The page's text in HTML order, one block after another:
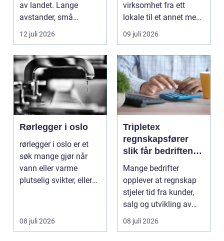
av landet. Lange
avstander, små
lokalsamfunn, sterk
tilkn...
12 juli 2026
virksomhet fra ett
lokale til et annet med
minst mulig...
09 juli 2026
Rørlegger i oslo
rørlegger i oslo er et
søk mange gjør når
vann eller varme
plutselig svikter, eller
08 juli 2026
Tripletex
regnskapsfører
slik får bedriften
mer ut av
regnskapet
Mange bedrifter
opplever at regnskap
stjeler tid fra kunder,
salg og utvikling av
virksomheten. Samt...
08 juli 2026